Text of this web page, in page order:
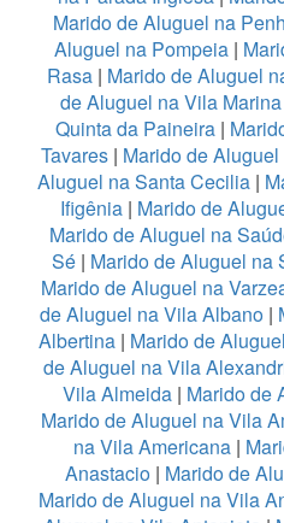
Marido de Aluguel na
Aluguel na Pompeia|
Rasa| Marido de Aluguel
de Aluguel na Vila Marina
Quinta da Paineira|
Tavares | Marido de
Aluguel na Santa Cecilia|
Ifigênia | Marido de
Marido de Aluguel na
Sé | Marido de Aluguel na
Marido de Aluguel na
de Aluguel na Vila Albano |
Albertina| Marido de
de Aluguel na Vila
Vila Almeida | Marido de
Marido de Aluguel na Vila
na Vila Americana|
Anastacio | Marido de
Marido de Aluguel na Vila